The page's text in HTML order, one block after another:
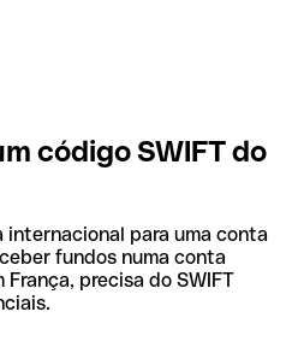
código SWIFT do
internacional para uma conta
fundos numa conta
precisa do SWIFT